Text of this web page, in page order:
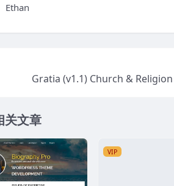
Ethan
Gratia (v1.1) Church & Religion
关文章
VIP